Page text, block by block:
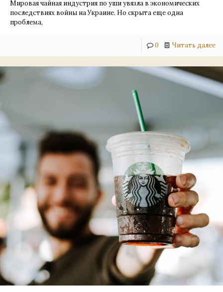
Мировая чайная индустрия по уши увязла в экономических
последствиях войны на Украине. Но скрыта еще одна
проблема,
0 Читать далее